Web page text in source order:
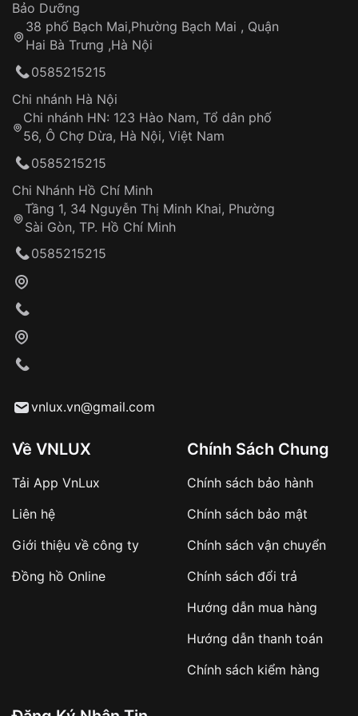
Thời gian tính từ khi xác nhận đơn hàng thành
công
Hotline: 0585 215 215
Từ khóa SEO:
Khách hàng kiểm tra và thanh toán trực tiếp
Từ khóa SEO:
sản phẩm đặc biệt
hàng
Số tiền còn lại thanh toán khi nhận hàng hoặc
✔️ Đảm bảo xử lý đơn hàng nhanh chóng
✔️ Hạn chế tình trạng hủy đơn không mong
Sản phẩm đã bị:
Tự ý sửa chữa
thống VNLUX
Đảm bảo quyền lợi khách hàng
Đồng hành cùng khách hàng trong suốt quá
trình sử dụng
Bảo Dưỡng
38 phố Bạch Mai,Phường Bạch Mai , Quận
Hai Bà Trưng ,Hà Nội
0585215215
Chi nhánh Hà Nội
Chi nhánh HN: 123 Hào Nam, Tổ dân phố
56, Ô Chợ Dừa, Hà Nội, Việt Nam
0585215215
Chi Nhánh Hồ Chí Minh
Tầng 1, 34 Nguyễn Thị Minh Khai, Phường
Sài Gòn, TP. Hồ Chí Minh
0585215215
vnlux.vn@gmail.com
Về VNLUX
Tải App VnLux
Liên hệ
Giới thiệu về công ty
Đồng hồ Online
Chính Sách Chung
Chính sách bảo hành
Chính sách bảo mật
Chính sách vận chuyển
Chính sách đổi trả
Hướng dẫn mua hàng
Hướng dẫn thanh toán
Chính sách kiểm hàng